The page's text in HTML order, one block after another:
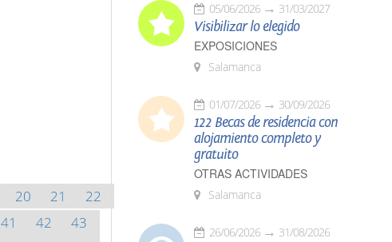
20 21
22
41 42
43
05/06/2026 31/03/2027
Visibilizar lo elegido
EXPOSICIONES
Salamanca
01/07/2026 30/09/2026
122 Becas de residencia con
alojamiento completo y
gratuito
OTRAS ACTIVIDADES
Salamanca
26/06/2026 31/08/2026